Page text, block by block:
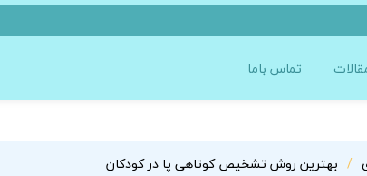
تماس باما
بهترین روش تشخیص کوتاهی پا در کودکان